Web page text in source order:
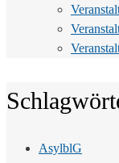
AsylblG